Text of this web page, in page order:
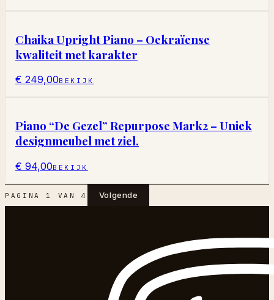
Chaika Upright Piano – Oekraïense
kwaliteit met karakter
€ 249,00BEKIJK
Piano “De Gezel” Repurpose Mark2 – Uniek
designmeubel met ziel.
€ 94,00BEKIJK
PAGINA1 VAN4 Volgende